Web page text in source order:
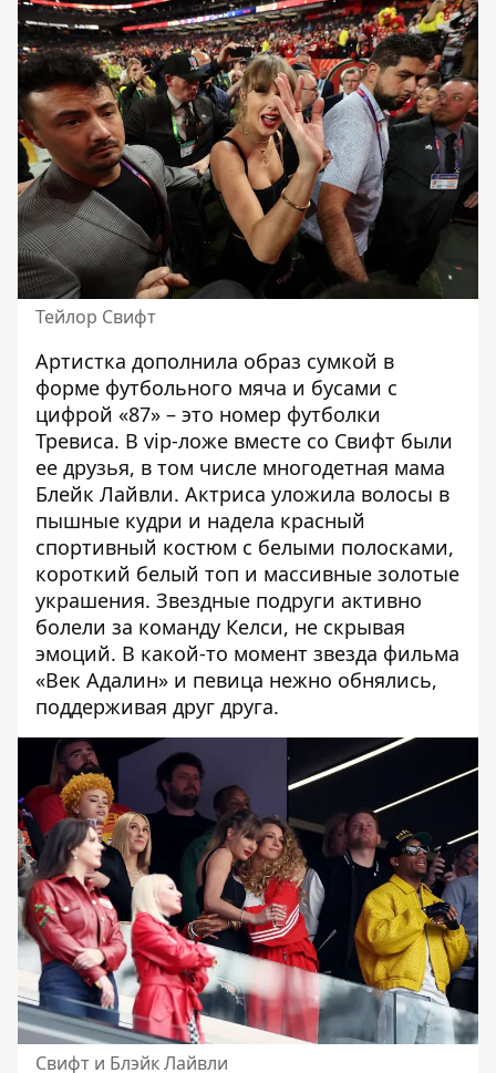
Тейлор Свифт
Артистка дополнила образ сумкой в ​​
форме футбольного мяча и бусами с
цифрой «87» – это номер футболки
Тревиса. В vip-ложе вместе со Свифт были
ее друзья, в том числе многодетная мама
Блейк Лайвли. Актриса уложила волосы в
пышные кудри и надела красный
спортивный костюм с белыми полосками,
короткий белый топ и массивные золотые
украшения. Звездные подруги активно
болели за команду Келси, не скрывая
эмоций. В какой-то момент звезда фильма
«Век Адалин» и певица нежно обнялись,
поддерживая друг друга.
Свифт и Блэйк Лайвли